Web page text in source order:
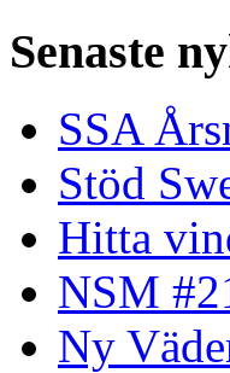
Senaste
SSA
Stöd
Hitta
NSM
Ny